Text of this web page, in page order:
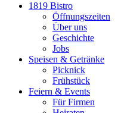
1819 Bistro
Öffnungszeiten
Über uns
Geschichte
Jobs
Speisen & Getränke
Picknick
Frühstück
Feiern & Events
Für Firmen